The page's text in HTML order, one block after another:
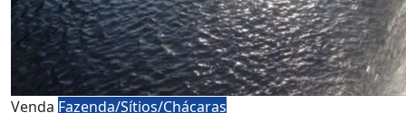
Venda Fazenda/Sítios/Chácaras